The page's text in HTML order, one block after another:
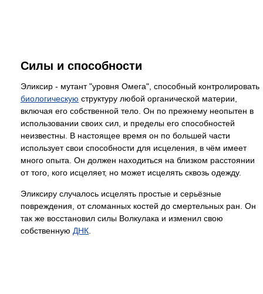
Силы и способности
Эликсир - мутант "уровня Омега", способный контролировать
биологическую структуру любой органической материи,
включая его собственной тело. Он по прежнему неопытен в
использовании своих сил, и пределы его способностей
неизвестны. В настоящее время он по большей части
использует свои способности для исцеления, в чём имеет
много опыта. Он должен находиться на близком расстоянии
от того, кого исцеляет, но может исцелять сквозь одежду.
Эликсиру случалось исцелять простые и серьёзные
повреждения, от сломанных костей до смертельных ран. Он
так же восстановил силы Волкулака и изменил свою
собственную ДНК